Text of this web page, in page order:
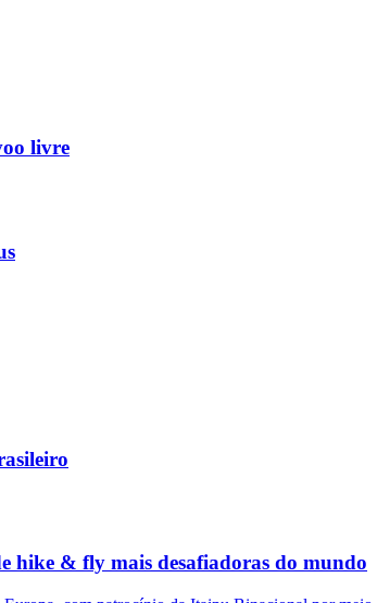
livre
hike & fly mais desafiadoras do mundo